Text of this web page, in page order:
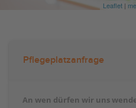
Leaflet |
Pflegeplatzanfrage
An wen dürfen wir uns